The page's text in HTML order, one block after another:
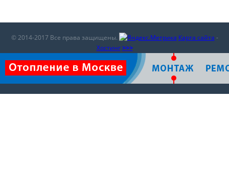
© 2014-2017 Все права защищены. Карта сайта -
Хостинг >>>